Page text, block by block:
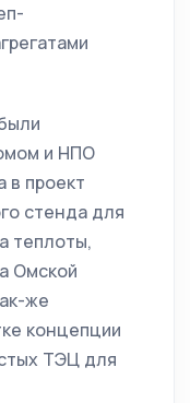
и НПО
в проект
стенда для
теплоты,
Омской
же
концепции
ТЭЦ для